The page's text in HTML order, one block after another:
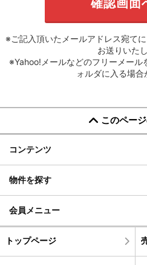
※ご記入頂いたメールアドレス宛て
お送りいた
※Yahoo!メールなどのフリーメール
ォルダに入る場合
このペー
コンテンツ
物件を探す
会員メニュー
トップページ